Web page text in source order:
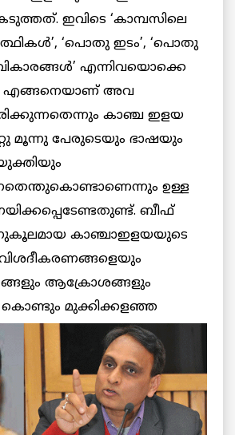
ഇവിടെ ‘കാമ്പസിലെ
‘പൊതു ഇടം’, ‘പൊതു
എന്നിവയൊക്കെ
എങ്ങനെയാണ് അവ
കാഞ്ച ഇളയ
മൂന്നു പേരുടെയും ഭാഷയും
ഉള്ള
ബീഫ്
കാഞ്ചാഇളയയുടെ
ആക്രോശങ്ങളും
കൊണ്ടും മുക്കിക്കളഞ്ഞ